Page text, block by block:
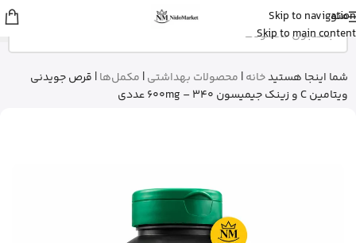
Skip to navigation
Skip to main content
منو
شما اینجا هستیدخانه| محصولات بهداشتی| مکمل‌ها| قرص جویدنی
ویتامین C و زینک جیمیسون 600mg – 340 عددی
زهرااز گرگان
کپسول پریورین بایر آلمان رو خرید کرد